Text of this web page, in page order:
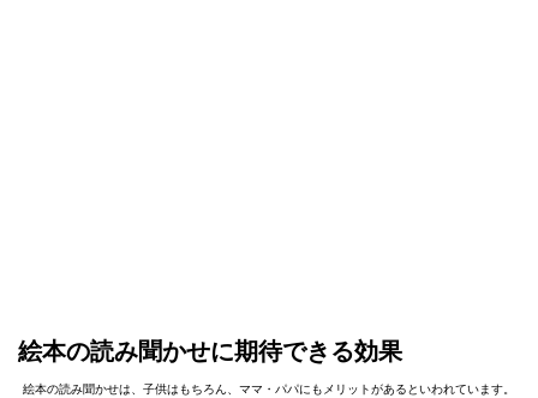
絵本の読み聞かせに期待できる効果
絵本の読み聞かせは、子供はもちろん、ママ・パパにもメリットがあるといわれています。